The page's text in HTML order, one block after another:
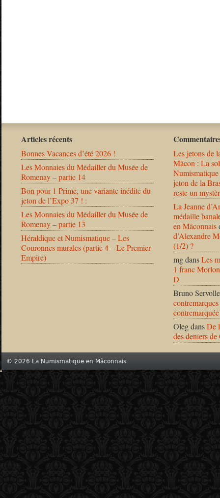
Articles récents
Bonnes Vacances d’été 2026 !
Les Monnaies du Médailler du Musée de
Romenay – partie 14
Bon pour 1 Prime, une variante inédite du
jeton de l’Expo 37 ! :
Les Monnaies du Médailler du Musée de
Romenay – partie 13
Héraldique et Numismatique – Les
Couronnes murales (partie 4 – Le Premier
Empire)
Les jetons de
Mâcon : La
jeton de la
reste un
La Jeanne
médaille
en Mâconnais
d’Alexandre
(1/2) ?
mgdansLes
1 franc
D
Bruno Servolle
OlegdansDe
des deniers
© 2026 La Numismatique en Mâconnais